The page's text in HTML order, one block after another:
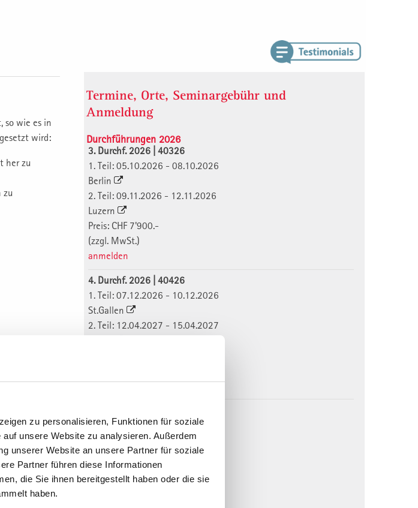
zu personalisieren, Funktionen für soziale
unsere Website zu analysieren. Außerdem
unserer Website an unsere Partner für soziale
Partner führen diese Informationen
die Sie ihnen bereitgestellt haben oder die sie
haben.
so wie es in
wird:
her zu
zu
und
die viel
Termine, Orte, Seminargebühr und
Anmeldung
Durchführungen 2026
3. Durchf. 2026 | 40326
1. Teil: 05.10.2026 - 08.10.2026
Berlin
2. Teil: 09.11.2026 - 12.11.2026
Luzern
Preis: CHF 7'900.-
(zzgl. MwSt.)
anmelden
4. Durchf. 2026 | 40426
1. Teil: 07.12.2026 - 10.12.2026
St.Gallen
2. Teil: 12.04.2027 - 15.04.2027
anmelden
1. Durchf. 2027 | 40127
1. Teil: 15.03.2027 - 18.03.2027
München. Starnberger See
2. Teil: 12.04.2027 - 15.04.2027
Berlin